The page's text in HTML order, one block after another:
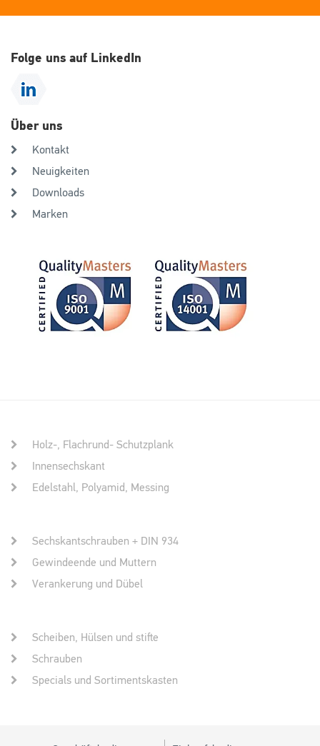
Folge uns auf LinkedIn
Über uns
Kontakt
Neuigkeiten
Downloads
Marken
Holz-, Flachrund- Schutzplank
Innensechskant
Edelstahl, Polyamid, Messing
Sechskantschrauben + DIN 934
Gewindeende und Muttern
Verankerung und Dübel
Scheiben, Hülsen und stifte
Schrauben
Specials und Sortimentskasten